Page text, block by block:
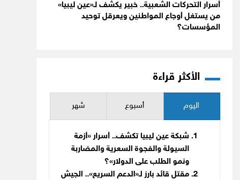
أسرار التحركات الشعبية.. خبير يكشف لـ«عين ليبيا»
من يستغل أوجاع المواطنين ويعرقل توحيد
المؤسسات؟
الأكثر قراءة
اليوم أسبوع شهر
شبكة عين ليبيا تكشف.. أسرار «أزمة
السيولة والفجوة السعرية والمضاربة
ونمو الطلب على الدولار»؟
مقتل قائد بارز لـ«الدعم السريع».. الجيش